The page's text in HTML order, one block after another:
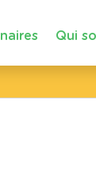
Qui